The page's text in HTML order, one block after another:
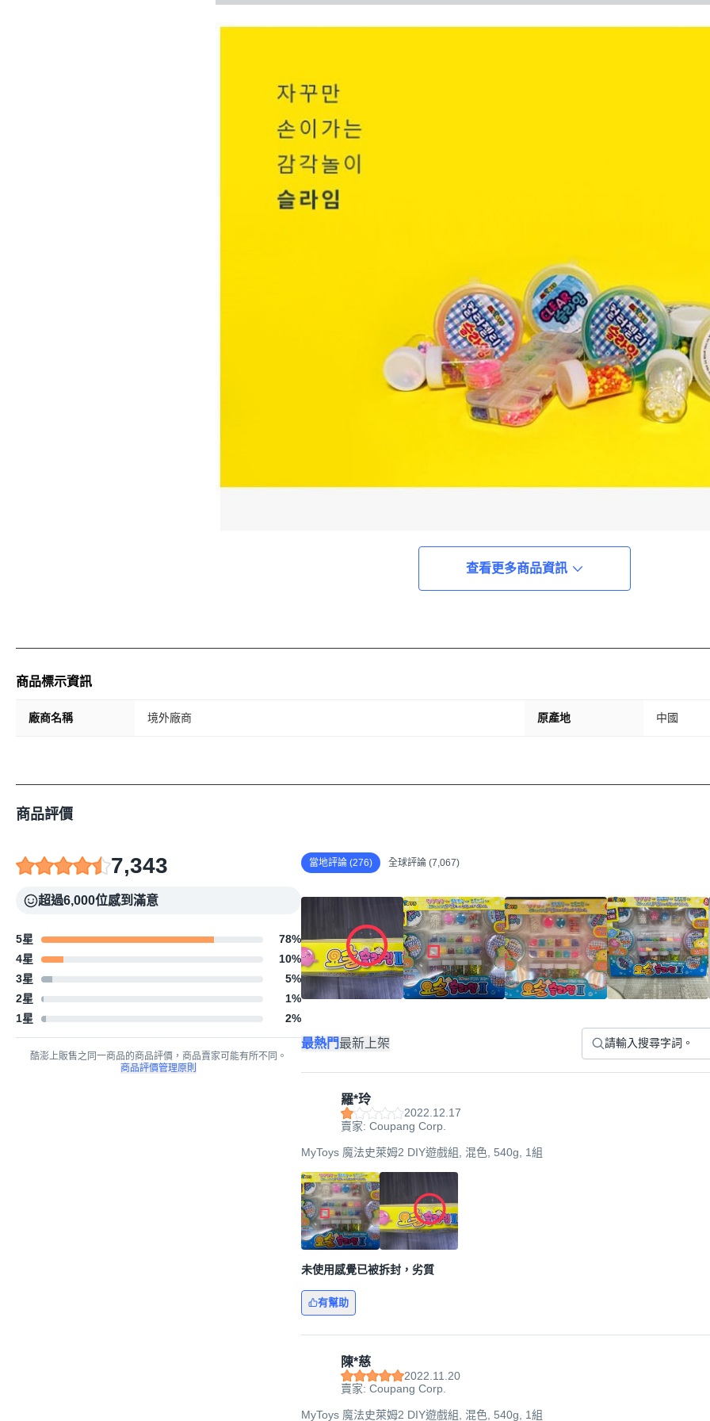
查看更多商品資訊
商品標示資訊
廠商名稱 境外廠商 原產地 中國
商品評價
7,343
超過6,000位感到滿意
5星 78%
4星
10%
3星
5%
2星
1%
1星
2%
酷澎上販售之同一商品的商品評價，商品賣家可能有所不同。
商品評價管理原則
當地評論 (276) 全球評論 (7,067)
最熱門最新上架
羅*玲
2022.12.17
賣家: Coupang Corp.
MyToys 魔法史萊姆2 DIY遊戲組, 混色, 540g, 1組
未使用感覺已被拆封，劣質
有幫助
陳*慈
2022.11.20
賣家: Coupang Corp.
MyToys 魔法史萊姆2 DIY遊戲組, 混色, 540g, 1組